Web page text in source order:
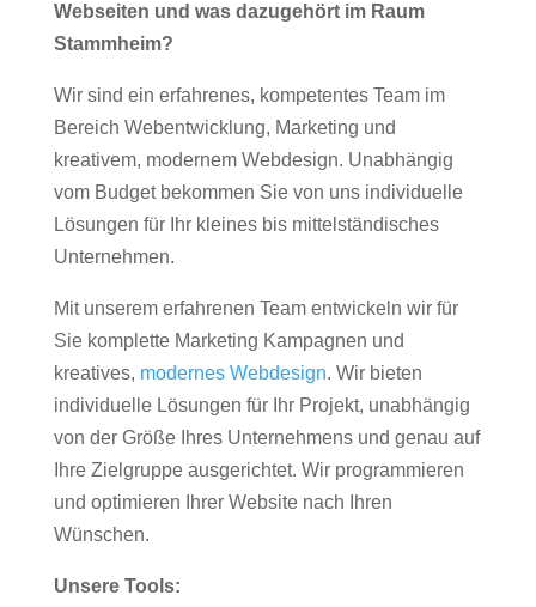
Webseiten und was dazugehört im Raum
Stammheim?
Wir sind ein erfahrenes, kompetentes Team im
Bereich Webentwicklung, Marketing und
kreativem, modernem Webdesign. Unabhängig
vom Budget bekommen Sie von uns individuelle
Lösungen für Ihr kleines bis mittelständisches
Unternehmen.
Mit unserem erfahrenen Team entwickeln wir für
Sie komplette Marketing Kampagnen und
kreatives, modernes Webdesign. Wir bieten
individuelle Lösungen für Ihr Projekt, unabhängig
von der Größe Ihres Unternehmens und genau auf
Ihre Zielgruppe ausgerichtet. Wir programmieren
und optimieren Ihrer Website nach Ihren
Wünschen.
Unsere Tools: